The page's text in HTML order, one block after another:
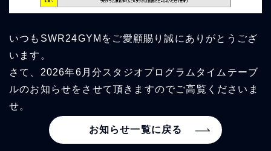
いつもSWR24GYMをご愛顧賜り誠にありがとうござ
います。
さて、2026年6月分スタジオプログラムタイムテーブ
ルのお知らせをさせて頂きますのでご高覧くださいま
せ。
お知らせ一覧に戻る